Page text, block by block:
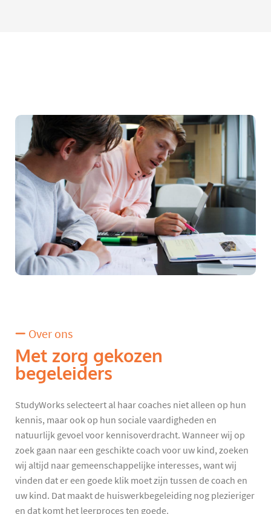
Over ons
Met zorg gekozen
begeleiders
StudyWorks selecteert al haar coaches niet alleen op hun
kennis, maar ook op hun sociale vaardigheden en
natuurlijk gevoel voor kennisoverdracht. Wanneer wij op
zoek gaan naar een geschikte coach voor uw kind, zoeken
wij altijd naar gemeenschappelijke interesses, want wij
vinden dat er een goede klik moet zijn tussen de coach en
uw kind. Dat maakt de huiswerkbegeleiding nog plezieriger
en dat komt het leerproces ten goede.